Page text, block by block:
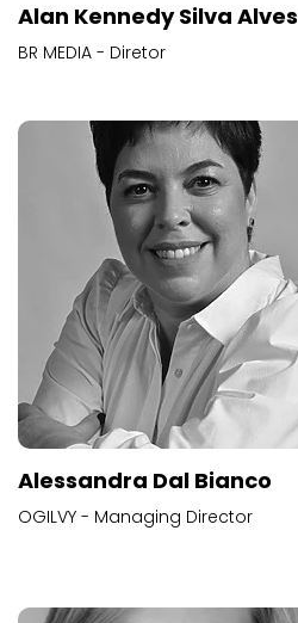
Alan Kennedy Silva Alves
BR MEDIA - Diretor
Alessandra Dal Bianco
OGILVY - Managing Director